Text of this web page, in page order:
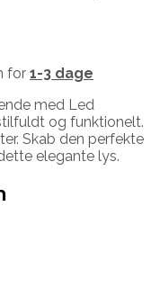
for 1-3 dage
med Led
og funktionelt.
Skab den perfekte
elegante lys.